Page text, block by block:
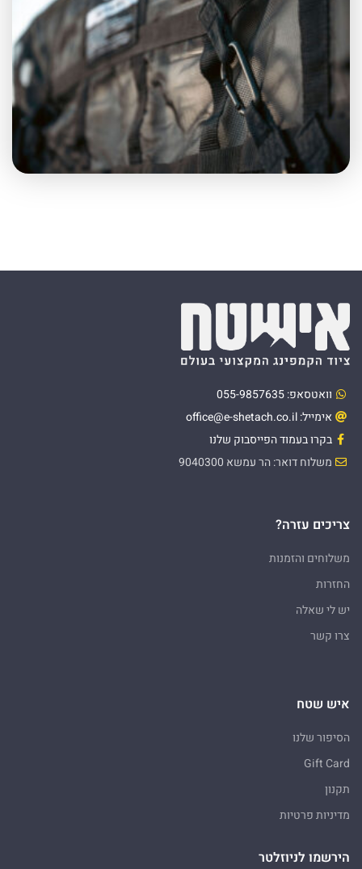
וואטסאפ: 055-9857635
אימייל: office@e-shetach.co.il
בקרו בעמוד הפייסבוק שלנו
משלוח דואר: הר עמשא 9040300
צריכים עזרה?
משלוחים והזמנות
החזרות
יש לי שאלה
צרו קשר
איש שטח
הסיפור שלנו
Gift Card
תקנון
מדיניות פרטיות
הירשמו לניוזלטר